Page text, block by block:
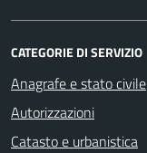
CATEGORIE DI SERVIZIO
Anagrafe e stato civile
Autorizzazioni
Catasto e urbanistica